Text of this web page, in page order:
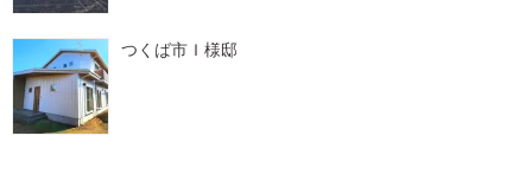
つくば市Ｉ様邸